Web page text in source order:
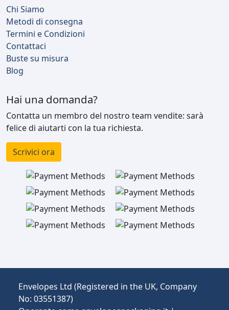
Chi Siamo
Metodi di consegna
Termini e Condizioni
Contattaci
Buste su misura
Blog
Hai una domanda?
Contatta un membro del nostro team vendite: sarà
felice di aiutarti con la tua richiesta.
Scrivici ora
Envelopes Ltd (Registered in the UK, Company
No: 03551387)